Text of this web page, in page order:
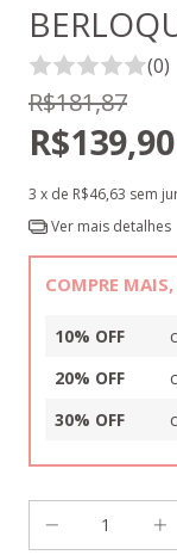
(0)
R$181,87
R$139,90
3 x de R$46,63 sem
Ver mais detalhes
COMPRE
10% OFF
20% OFF
30% OFF